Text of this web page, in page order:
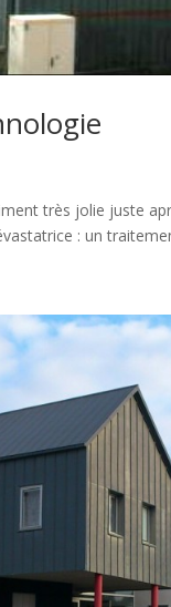
très jolie juste
: un